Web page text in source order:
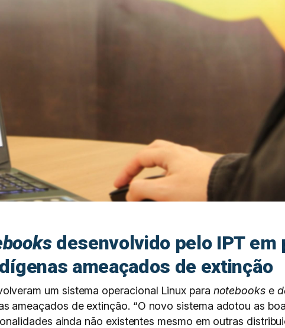
desenvolvido pelo IPT em
ameaçados de extinção
um sistema operacional Linux para notebookse
ameaçados de extinção. “O novo sistema adotou as
ainda não existentes mesmo em outras